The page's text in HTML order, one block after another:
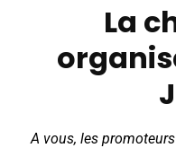
La
A vous, les